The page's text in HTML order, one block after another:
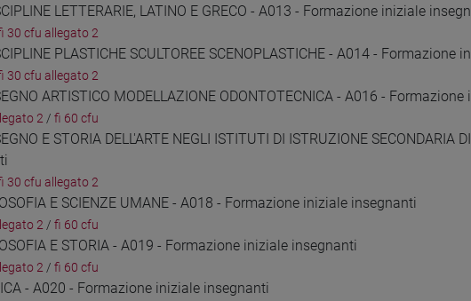
LETTERARIE, LATINO E GRECO - A013 - Formazione iniziale
30 cfu allegato 2
PLASTICHE SCULTOREE SCENOPLASTICHE - A014 - Formazione
30 cfu allegato 2
ARTISTICO MODELLAZIONE ODONTOTECNICA - A016 -
2 / fi 60 cfu
E STORIA DELL'ARTE NEGLI ISTITUTI DI ISTRUZIONE
30 cfu allegato 2
E SCIENZE UMANE - A018 - Formazione iniziale insegnanti
2 / fi 60 cfu
E STORIA - A019 - Formazione iniziale insegnanti
2 / fi 60 cfu
- A020 - Formazione iniziale insegnanti